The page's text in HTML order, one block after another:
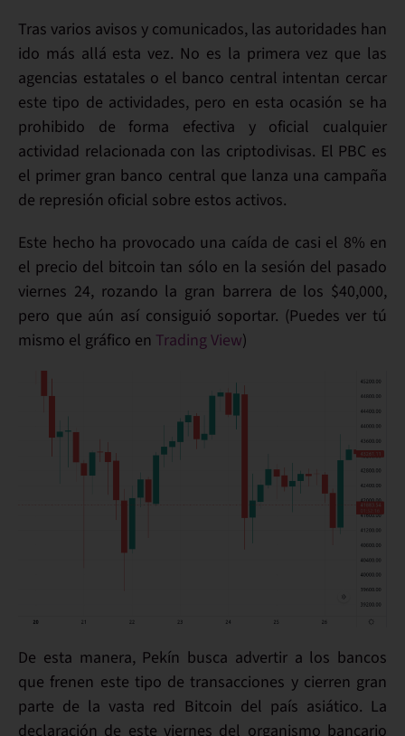
Tras varios avisos y comunicados, las autoridades han
ido más allá esta vez. No es la primera vez que las
agencias estatales o el banco central intentan cercar
este tipo de actividades, pero en esta ocasión se ha
prohibido de forma efectiva y oficial cualquier
actividad relacionada con las criptodivisas. El PBC es
el primer gran banco central que lanza una campaña
de represión oficial sobre estos activos.
Este hecho ha provocado una caída de casi el 8% en
el precio del bitcoin tan sólo en la sesión del pasado
viernes 24, rozando la gran barrera de los $40,000,
pero que aún así consiguió soportar. (Puedes ver tú
mismo el gráfico en Trading View)
De esta manera, Pekín busca advertir a los bancos
que frenen este tipo de transacciones y cierren gran
parte de la vasta red Bitcoin del país asiático. La
declaración de este viernes del organismo bancario